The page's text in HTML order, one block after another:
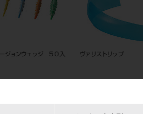
ジョンバンド スタンダード
ウェッジワンド オペーク